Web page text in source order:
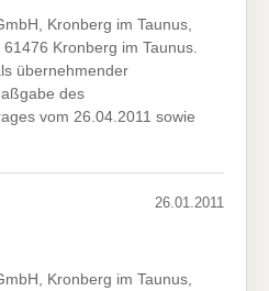
Kronberg im Taunus,
Kronberg im Taunus.
übernehmender
des
vom 26.04.2011 sowie
26.01.2011
Kronberg im Taunus,